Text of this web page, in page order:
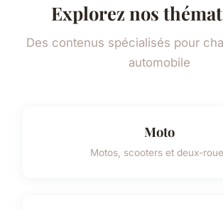
Explorez nos
Des contenus spécialisés pour
automobile
Moto
Motos, scooters et deux-